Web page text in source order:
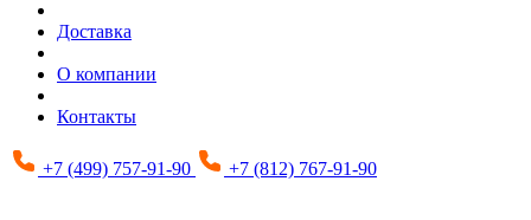
Доставка
О компании
Контакты
+7 (499) 757-91-90 +7 (812) 767-91-90